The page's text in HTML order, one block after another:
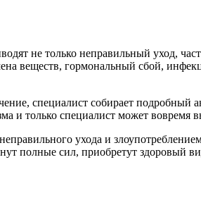
не только неправильный уход,
веществ, гормональный сбой,
специалист собирает подробный
только специалист может вовремя
ухода и
полные сил, приобретут здоровый